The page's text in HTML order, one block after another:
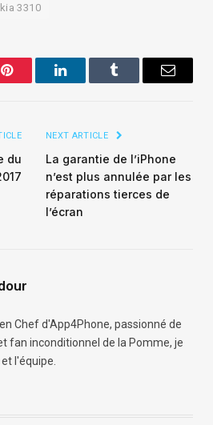
3310
Pinterest LinkedInTumblr Email
du
NEXT ARTICLE
La garantie de l’iPhone
n’est plus annulée par les
réparations tierces de
l’écran
Chef d'App4Phone, passionné de
fan inconditionnel de la Pomme, je
l'équipe.